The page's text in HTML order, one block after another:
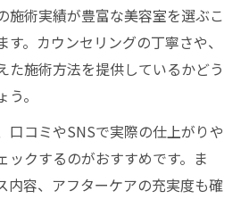
するパーソナルカラーの活用
ン豊富な美容室のインナーカ
ザインカラー選びの秘訣
に合わせるデザインカラーの
施術実績が豊富な美容室を選ぶこ
。カウンセリングの丁寧さや、
た施術方法を提供しているかどう
。
口コミやSNSで実際の仕上がりや
ックするのがおすすめです。ま
内容、アフターケアの充実度も確